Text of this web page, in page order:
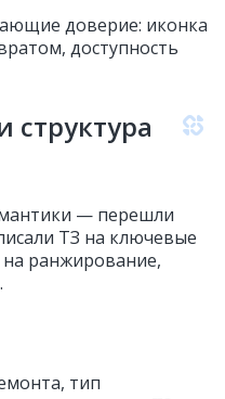
доверие: иконка
доступность
структура
— перешли
ТЗ на ключевые
ранжирование,
тип